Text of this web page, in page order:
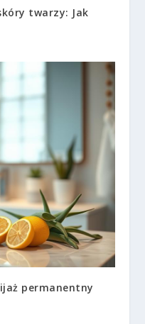
twarzy: Jak
permanentny